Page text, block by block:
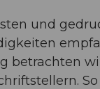
und
betrachten